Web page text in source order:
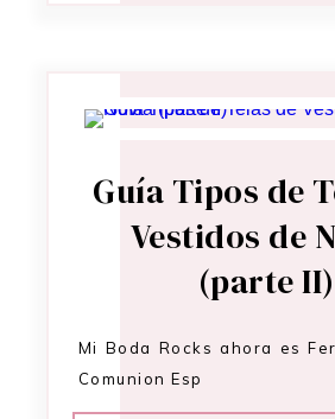
Guía Tipos de
Vestidos de
(parte II)
Mi Boda Rocks ahora es
Comunion Esp